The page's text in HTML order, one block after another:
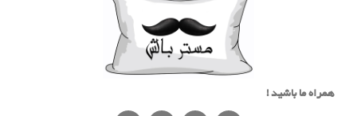
همراه ما باشید !